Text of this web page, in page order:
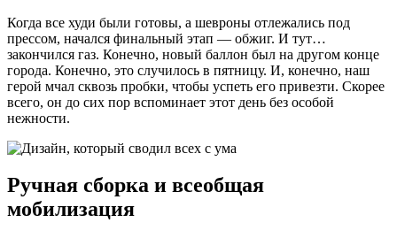
Когда все худи были готовы, а шевроны отлежались под
прессом, начался финальный этап — обжиг. И тут…
закончился газ. Конечно, новый баллон был на другом конце
города. Конечно, это случилось в пятницу. И, конечно, наш
герой мчал сквозь пробки, чтобы успеть его привезти. Скорее
всего, он до сих пор вспоминает этот день без особой
нежности.
Ручная сборка и всеобщая
мобилизация